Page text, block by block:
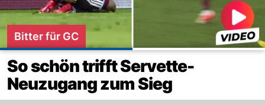
Bitter für GC
So schön trifft Servette-
Neuzugang zum Sieg